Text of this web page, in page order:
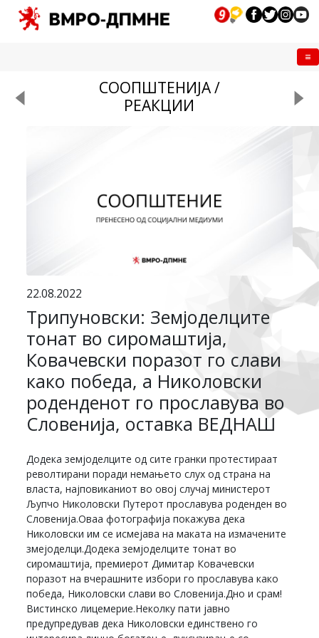
СООПШТЕНИЈА /
РЕАКЦИИ
22.08.2022
Трипуновски: Земјоделците
тонат во сиромаштија,
Ковачевски поразот го слави
како победа, а Николовски
роденденот го прославува во
Словенија, оставка ВЕДНАШ
Додека земјоделците од сите гранки протестираат
револтирани поради немањето слух од страна на
власта, најповиканиот во овој случај министерот
Љупчо Николовски Путерот прославува роденден во
Словенија.Оваа фотографија покажува дека
Николовски им се исмејава на маката на измачените
змејоделци.Додека земјоделците тонат во
сиромаштија, премиерот Димитар Ковачевски
поразот на вчерашните избори го прославува како
победа, Николовски слави во Словенија.Дно и срам!
Вистинско лицемерие.Неколку пати јавно
предупредував дека Николовски единствено го